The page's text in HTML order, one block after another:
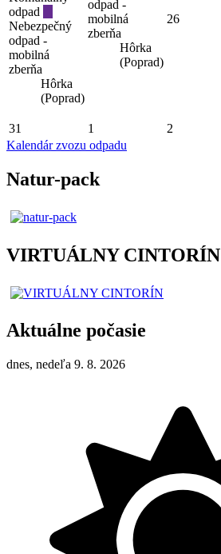
odpad
Nebezpečný
odpad -
mobilná
zberňa
Hôrka
(Poprad)
odpad -
mobilná
zberňa
Hôrka
(Poprad)
26
31 1 2
Kalendár zvozu odpadu
Natur-pack
VIRTUÁLNY CINTORÍN
Aktuálne počasie
dnes, nedeľa 9. 8. 2026